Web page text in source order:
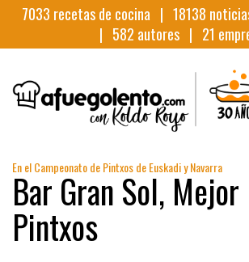
7033 recetas de cocina | 18138
| 582 autores | 21
En el Campeonato de Pintxos de Euskadi y Navarra
Bar Gran Sol,
Pintxos